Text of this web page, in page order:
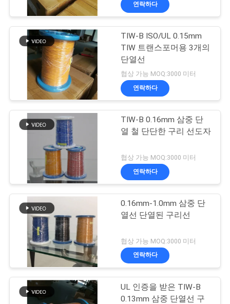
관
락
뉴
용
문
미국 관세 위원회 리
츠 와이어
522
FIW 와이어
67
셀프 본딩 와이어
219
연락하다
TIW-B ISO/UL 0.15mm
TIW 트랜스포머용 3개의
단열선
협상 가능 MOQ:3000 미터
연락하다
TIW-B 0.16mm 삼중 단
열 철 단단한 구리 선도자
협상 가능 MOQ:3000 미터
연락하다
0.16mm-1.0mm 삼중 단
열선 단열된 구리선
협상 가능 MOQ:3000 미터
연락하다
UL 인증을 받은 TIW-B
0.13mm 삼중 단열선 구